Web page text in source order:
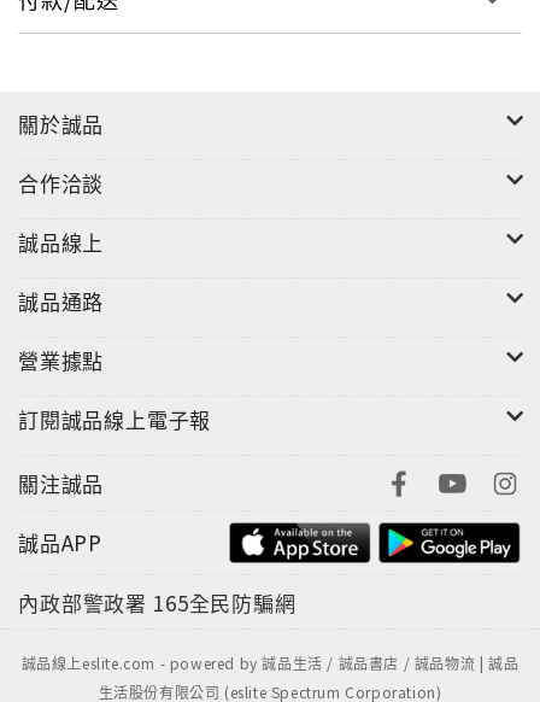
富內容令人嘆為觀止。
《IDOLiSH7》一人分飾多角的角色扮演，對於人物性
系列《安琪莉可Retour》《金色琴弦4》角色總導覽，
關於誠品
合作洽談
誠品線上
誠品通路
營業據點
訂閱誠品線上電子報
關注誠品
誠品APP
內政部警政署 165全民防騙網
誠品線上eslite.com - powered by 誠品生活 / 誠品書店 / 誠品物流 | 誠品
生活股份有限公司 (eslite Spectrum Corporation)